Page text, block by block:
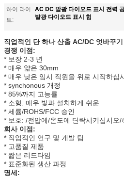
하이 라이
트:
AC DC 발광 다이오드 표시 전력
발광 다이오드 표시 힘
직업적인 단 하나 산출 AC/DC 엇바꾸
경쟁 이점:
* 보장 2-3 년
* 매우 얇은 30mm
* 매우 낮은 임시 직원을 위로 시작하십
* synchonous 개정
* 85%까지 고능률
* 소형, 매우 빛과 설치하게 쉬운
* 세륨/ROHS/FCC 승인
* 보호: /전압에/온도에 단락시키십시오/
회사 이점:
* 직업적인 연구 및 개발 팀
* 고품질 제품
* 짧은 리드타임
* 표준화된 생산 과정
명세: